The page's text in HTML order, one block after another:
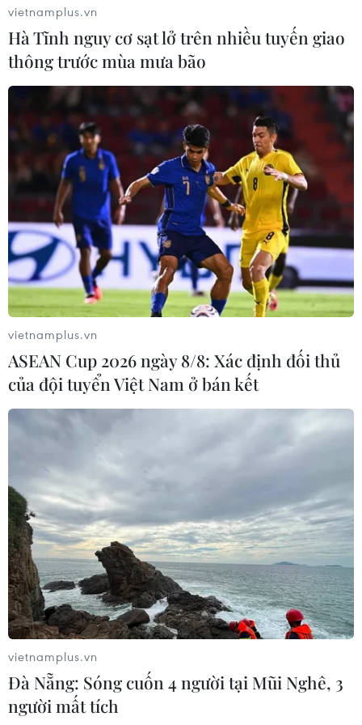
vietnamplus.vn
Hà Tĩnh nguy cơ sạt lở trên nhiều tuyến giao
thông trước mùa mưa bão
vietnamplus.vn
ASEAN Cup 2026 ngày 8/8: Xác định đối thủ
của đội tuyển Việt Nam ở bán kết
vietnamplus.vn
Đà Nẵng: Sóng cuốn 4 người tại Mũi Nghê, 3
người mất tích